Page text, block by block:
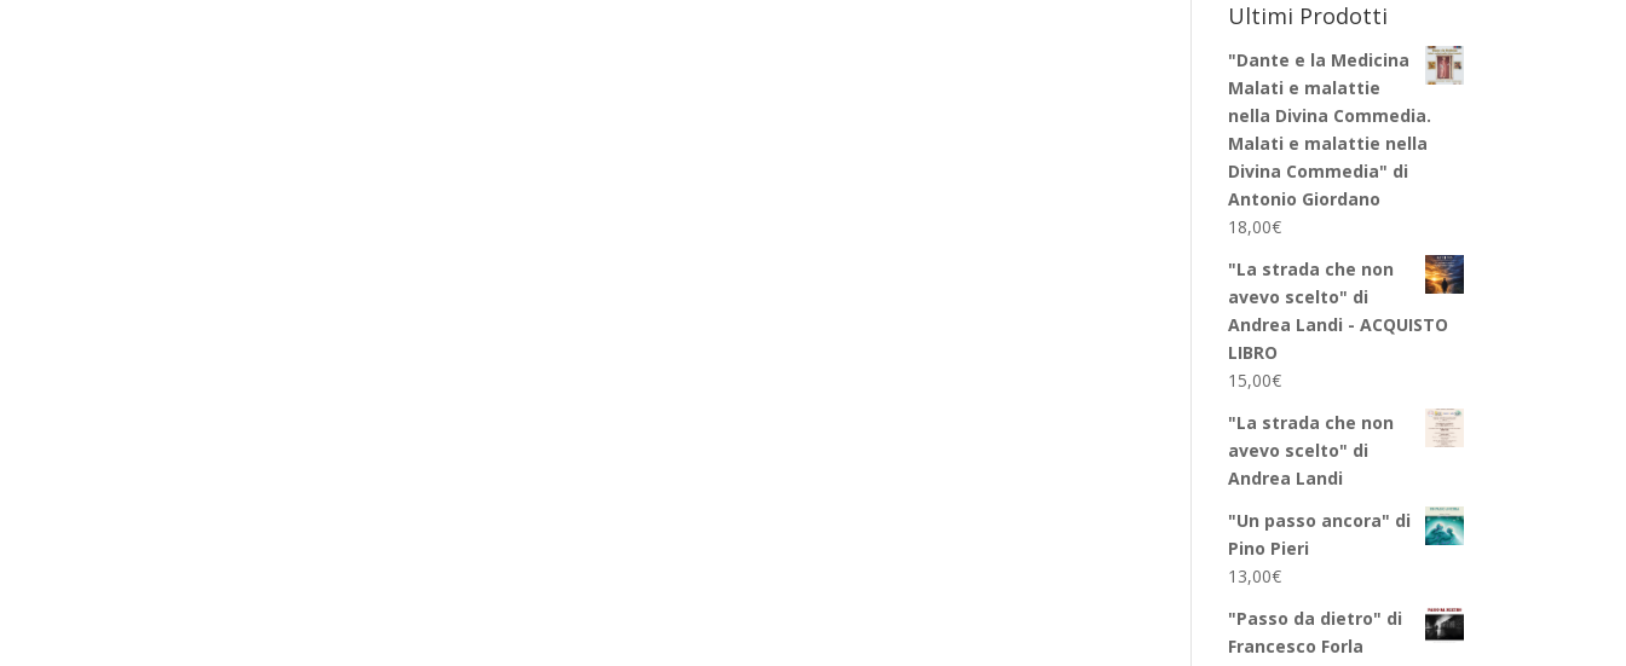
Ultimi Prodotti
"Dante e la Medicina
Malati e malattie
nella Divina Commedia.
Malati e malattie nella
Divina Commedia" di
Antonio Giordano
18,00€
"La strada che non
avevo scelto" di
Andrea Landi - ACQUISTO
LIBRO
15,00€
"La strada che non
avevo scelto" di
Andrea Landi
"Un passo ancora" di
Pino Pieri
13,00€
"Passo da dietro" di
Francesco Forla